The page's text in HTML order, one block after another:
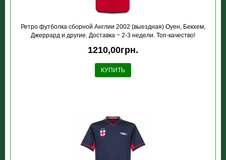
Ретро футболка сборной Англии 2002 (выездная) Оуен, Бекхем,
Джеррард и другие. Доставка ~ 2-3 недели. Топ-качество!
1210,00грн.
КУПИТЬ